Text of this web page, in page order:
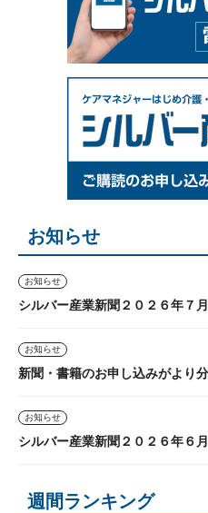
お知らせ
お知らせ
シルバー産業新聞２０２６年７
お知らせ
新聞・書籍のお申し込みがより
お知らせ
シルバー産業新聞２０２６年６
週間ランキング